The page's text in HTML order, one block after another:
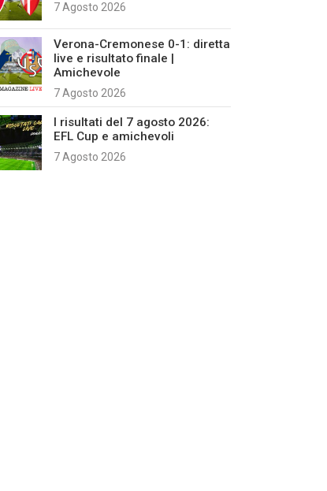
7 Agosto 2026
Verona-Cremonese 0-1: diretta
live e risultato finale |
Amichevole
7 Agosto 2026
I risultati del 7 agosto 2026:
EFL Cup e amichevoli
7 Agosto 2026